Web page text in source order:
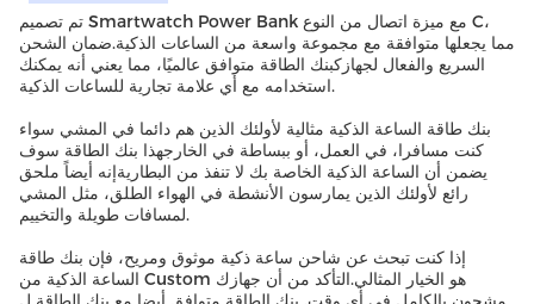
تم تصميم Smartwatch Power Bank مع ميزة اتصال من النوع C،
مما يجعلها متوافقة مع مجموعة واسعة من الساعات الذكية.ضمان الشحن
السريع والفعال لجهازكبنك الطاقة متوافق عالميًا، مما يعني أنه يمكنك
استخدامه مع أي علامة تجارية للساعات الذكية.
بنك طاقة الساعة الذكية مثالية لأولئك الذين هم دائما في المشي سواء
كنت مسافرا، في العمل، أو ببساطة في الخارجهذا بنك الطاقة سوف
يضمن أن الساعة الذكية الخاصة بك لا تنفذ من البطاريةإنه أيضاً ملحق
رائع لأولئك الذين يمارسون الأنشطة في الهواء الطلق، مثل المشي
لمسافات طويلة والتخييم.
إذا كنت تبحث عن شاحن ساعة ذكية موثوق ومريح، فإن بنك طاقة
الساعة الذكية من Custom هو الخيار المثالي.التأكد من أن جهازك